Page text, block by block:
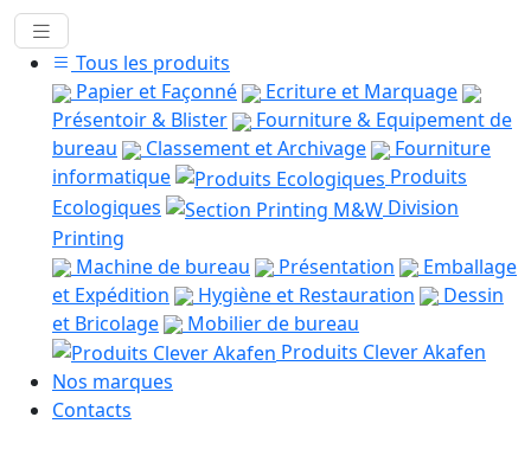
Tous les produits
Papier et Façonné
Ecriture et Marquage
Présentoir & Blister
Fourniture & Equipement de
bureau
Classement et Archivage
Fourniture
informatique
Produits
Ecologiques
Division
Printing
Machine de bureau
Présentation
Emballage
et Expédition
Hygiène et Restauration
Dessin
et Bricolage
Mobilier de bureau
Produits Clever Akafen
Nos marques
Contacts